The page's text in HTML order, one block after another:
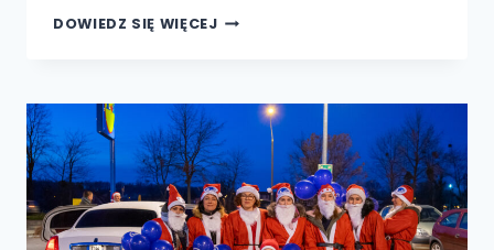
DOWIEDZ SIĘ WIĘCEJSTUDIA